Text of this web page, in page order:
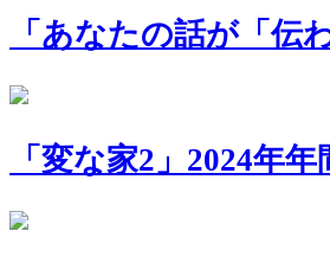
「あなたの話が「伝
「変な家2」2024年